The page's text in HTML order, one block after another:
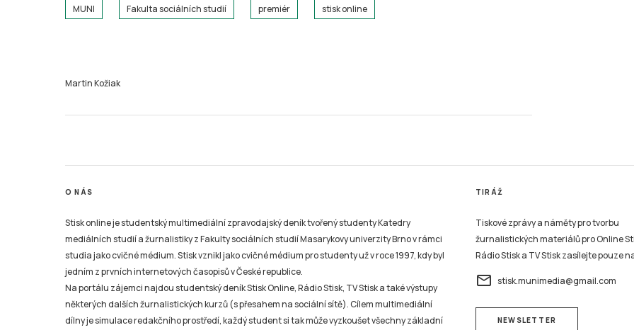
MUNI Fakulta sociálních studií premiér stisk online
Martin Kožiak
O NÁS
Stisk online je studentský multimediální zpravodajský deník tvořený studenty Katedry
mediálních studií a žurnalistiky z Fakulty sociálních studií Masarykovy univerzity Brno v rámci
studia jako cvičné médium. Stisk vznikl jako cvičné médium pro studenty už v roce 1997, kdy byl
jedním z prvních internetových časopisů v České republice.
Na portálu zájemci najdou studentský deník Stisk Online, Rádio Stisk, TV Stisk a také výstupy
některých dalších žurnalistických kurzů (s přesahem na sociální sítě). Cílem multimediální
dílny je simulace redakčního prostředí, každý student si tak může vyzkoušet všechny základní
TIRÁŽ
Tiskové zprávy a náměty pro tvorbu
žurnalistických materiálů pro Online
Rádio Stisk a TV Stisk zasílejte pouze
email stisk.munimedia@gmail.com
NEWSLETTER